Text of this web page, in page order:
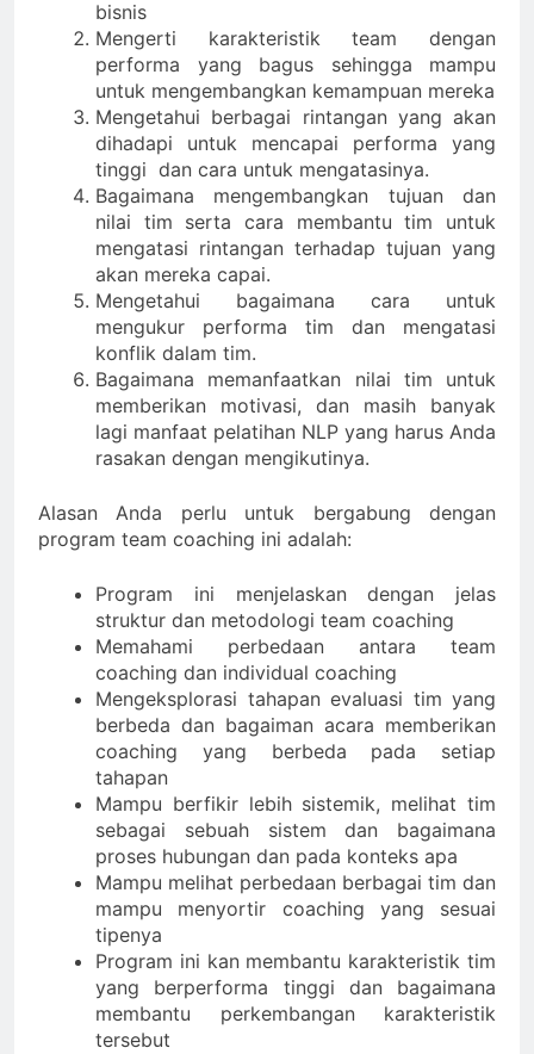
bisnis
Mengerti karakteristik team dengan
performa yang bagus sehingga mampu
untuk mengembangkan kemampuan mereka
Mengetahui berbagai rintangan yang akan
dihadapi untuk mencapai performa yang
tinggi dan cara untuk mengatasinya.
Bagaimana mengembangkan tujuan dan
nilai tim serta cara membantu tim untuk
mengatasi rintangan terhadap tujuan yang
akan mereka capai.
Mengetahui bagaimana cara untuk
mengukur performa tim dan mengatasi
konflik dalam tim.
Bagaimana memanfaatkan nilai tim untuk
memberikan motivasi, dan masih banyak
lagi manfaat pelatihan NLP yang harus Anda
rasakan dengan mengikutinya.
Alasan Anda perlu untuk bergabung dengan
program team coaching ini adalah:
Program ini menjelaskan dengan jelas
struktur dan metodologi team coaching
Memahami perbedaan antara team
coaching dan individual coaching
Mengeksplorasi tahapan evaluasi tim yang
berbeda dan bagaiman acara memberikan
coaching yang berbeda pada setiap
tahapan
Mampu berfikir lebih sistemik, melihat tim
sebagai sebuah sistem dan bagaimana
proses hubungan dan pada konteks apa
Mampu melihat perbedaan berbagai tim dan
mampu menyortir coaching yang sesuai
tipenya
Program ini kan membantu karakteristik tim
yang berperforma tinggi dan bagaimana
membantu perkembangan karakteristik
tersebut